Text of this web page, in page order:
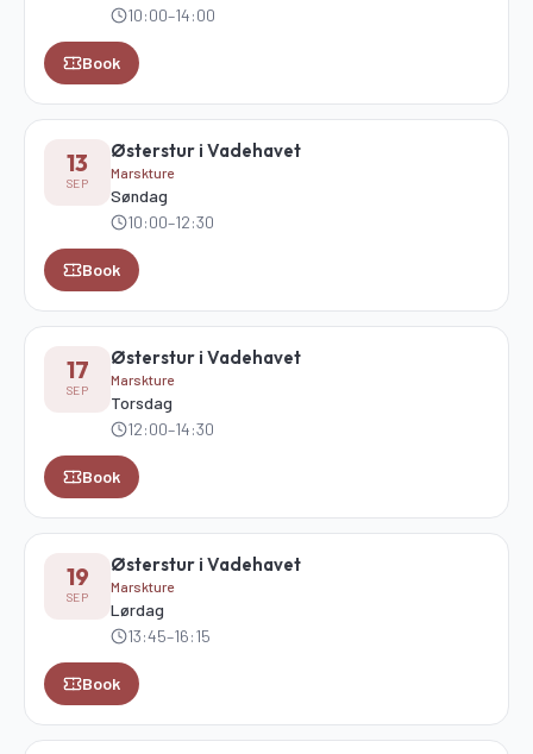
10:00–14:00
Book
13
SEP
Østerstur i Vadehavet
Marskture
Søndag
10:00–12:30
Book
17
SEP
Østerstur i Vadehavet
Marskture
Torsdag
12:00–14:30
Book
19
SEP
Østerstur i Vadehavet
Marskture
Lørdag
13:45–16:15
Book